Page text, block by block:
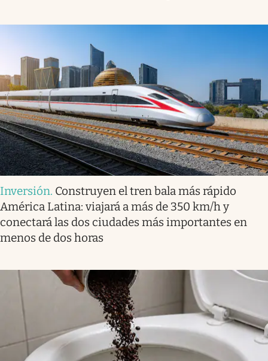
Inversión. Construyen el tren bala más rápido
América Latina: viajará a más de 350 km/h y
conectará las dos ciudades más importantes en
menos de dos horas